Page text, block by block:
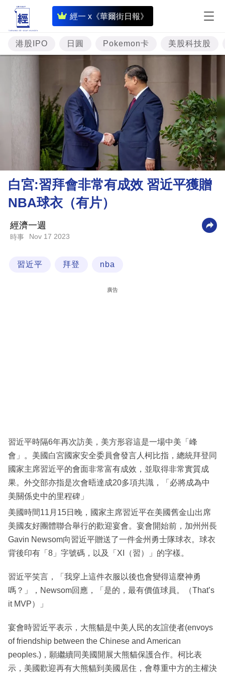
經一 x《華爾街日報》
即
時
財
經
投
資
樓
市
理
財
商
科
區
港股IPO 日圓 Pokemon卡 美股科技股
白宮:習拜會非常有成效 習近平獲贈
NBA球衣（有片）
經濟一週
時事 Nov 17 2023
習近平 拜登 nba
廣告
習近平時隔6年再次訪美，美方形容這是一場中美「峰
會」。美國白宮國家安全委員會發言人柯比指，總統拜登同
國家主席習近平的會面非常富有成效，並取得非常實質成
果。外交部亦指是次會晤達成20多項共識，「必將成為中
美關係史中的里程碑」
美國時間11月15日晚，國家主席習近平在美國舊金山出席
美國友好團體聯合舉行的歡迎宴會。宴會開始前，加州州長
Gavin Newsom向習近平贈送了一件金州勇士隊球衣。球衣
背後印有「8」字號碼，以及「XI（習）」的字樣。
習近平笑言，「我穿上這件衣服以後也會變得這麼神勇
嗎？」，Newsom回應，「是的，最有價值球員。（That’s
it MVP）」
宴會時習近平表示，大熊貓是中美人民的友誼使者(envoys
of friendship between the Chinese and American
peoples.)，願繼續同美國開展大熊貓保護合作。柯比表
示，美國歡迎再有大熊貓到美國居住，會尊重中方的主權決